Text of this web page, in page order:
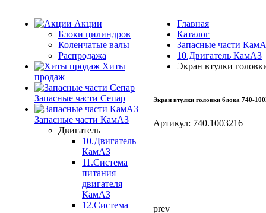
Акции
Блоки цилиндров
Коленчатые валы
Распродажа
Хиты
продаж
Запасные части Сепар
Запасные части КамАЗ
Двигатель
10.Двигатель
КамАЗ
11.Система
питания
двигателя
КамАЗ
12.Система
Главная
Каталог
Запасные части
10.Двигатель КамАЗ
Экран втулки
Экран втулки головки блока 740-
Артикул: 740.1003216
prev